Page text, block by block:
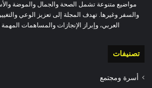
مواضيع متنوعة تشمل الصحة والجمال والموضة
والسفر وغيرها. تهدف المجلة إلى تعزيز الوعي
العربي، وإبراز الإنجازات والمساهمات المهمة
تصنيفات
أسرة ومجتمع